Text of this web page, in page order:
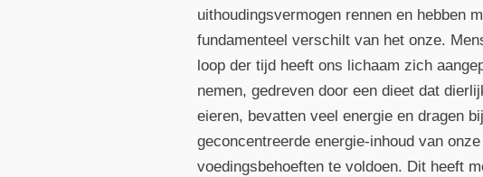
uithoudingsvermogen rennen en hebben
fundamenteel verschilt van het onze.
loop der tijd heeft ons lichaam zich
nemen, gedreven door een dieet dat
eieren, bevatten veel energie en dragen
geconcentreerde energie-inhoud van
voedingsbehoeften te voldoen. Dit heeft